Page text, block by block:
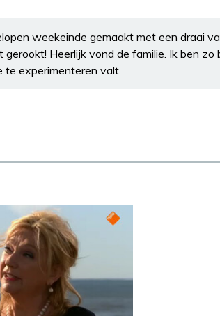
weekeinde gemaakt met een draai
gerookt! Heerlijk vond de familie. Ik ben
te experimenteren valt.